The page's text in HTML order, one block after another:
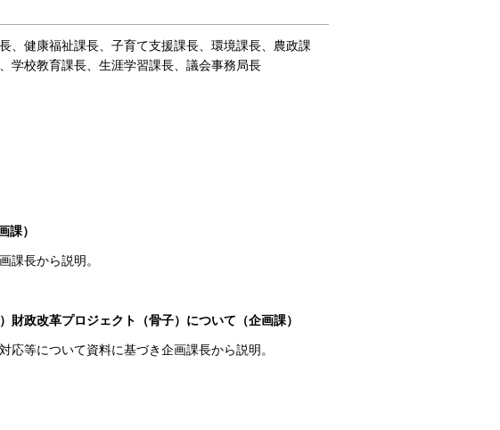
、健康福祉課長、子育て支援課長、環境課長、農政課
学校教育課長、生涯学習課長、議会事務局長
課）
課長から説明。
政改革プロジェクト（骨子）について（企画課）
等について資料に基づき企画課長から説明。